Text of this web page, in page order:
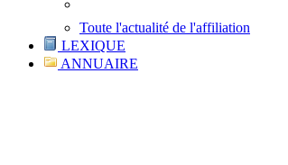
Toute l'actualité de l'affiliation
LEXIQUE
ANNUAIRE